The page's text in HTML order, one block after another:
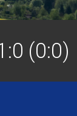
(0:0)